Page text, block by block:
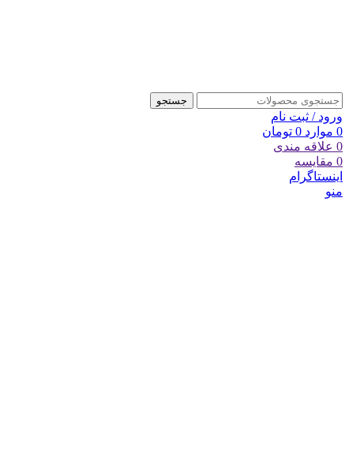
جستجو
ورود / ثبت نام
0 موارد 0 تومان
0 علاقه مندی
0 مقایسه
اینستاگرام
منو